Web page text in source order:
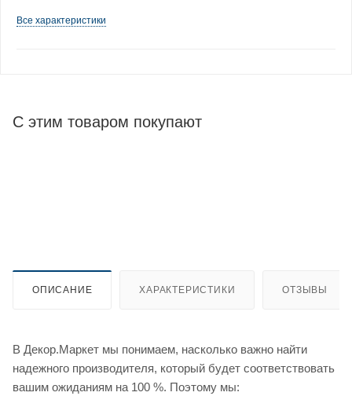
Все характеристики
С этим товаром покупают
ОПИСАНИЕ ХАРАКТЕРИСТИКИ ОТЗЫВЫ
В Декор.Маркет мы понимаем, насколько важно найти
надежного производителя, который будет соответствовать
вашим ожиданиям на 100 %. Поэтому мы: